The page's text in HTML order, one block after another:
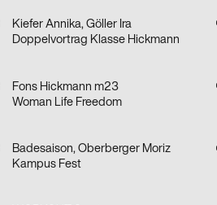
Kiefer Annika, Göller Ira
Doppelvortrag Klasse Hickmann
Fons Hickmann m23
Woman Life Freedom
Badesaison, Oberberger Moriz
Kampus Fest